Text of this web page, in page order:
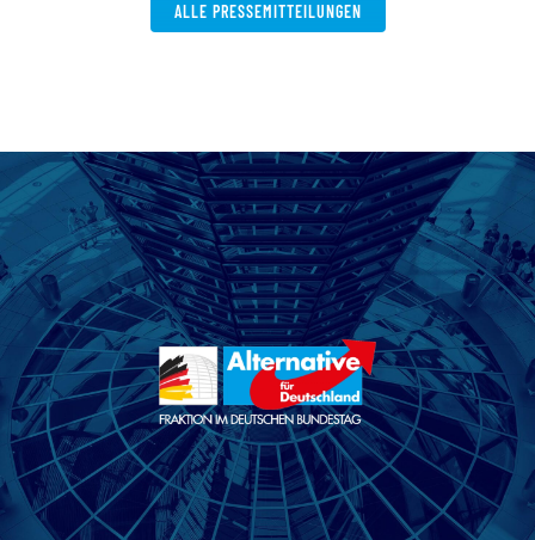
ALLE PRESSEMITTEILUNGEN